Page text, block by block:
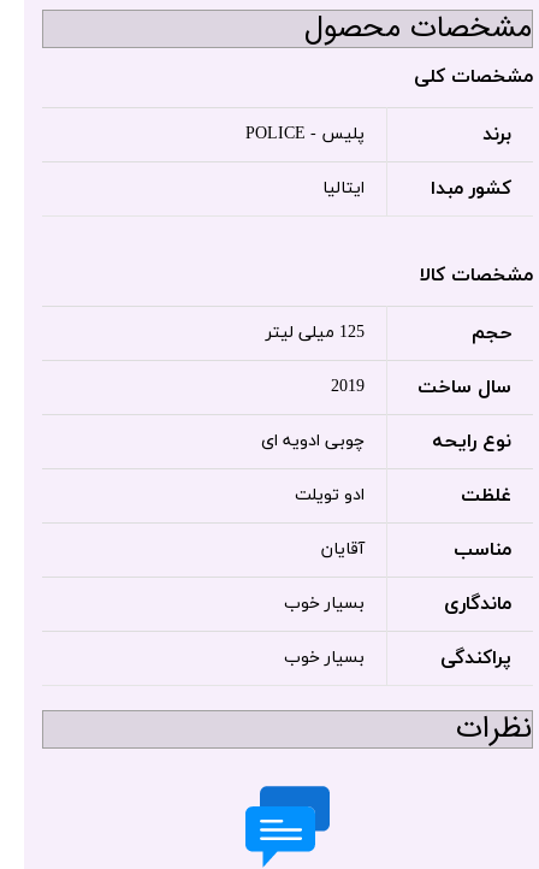
مشخصات محصول
مشخصات کلی
برند پلیس - POLICE
کشور مبدا ایتالیا
مشخصات کالا
حجم 125 میلی لیتر
سال ساخت 2019
نوع رایحه چوبی ادویه ای
غلظت ادو تویلت
مناسب آقایان
ماندگاری بسیار خوب
پراکندگی بسیار خوب
نظرات